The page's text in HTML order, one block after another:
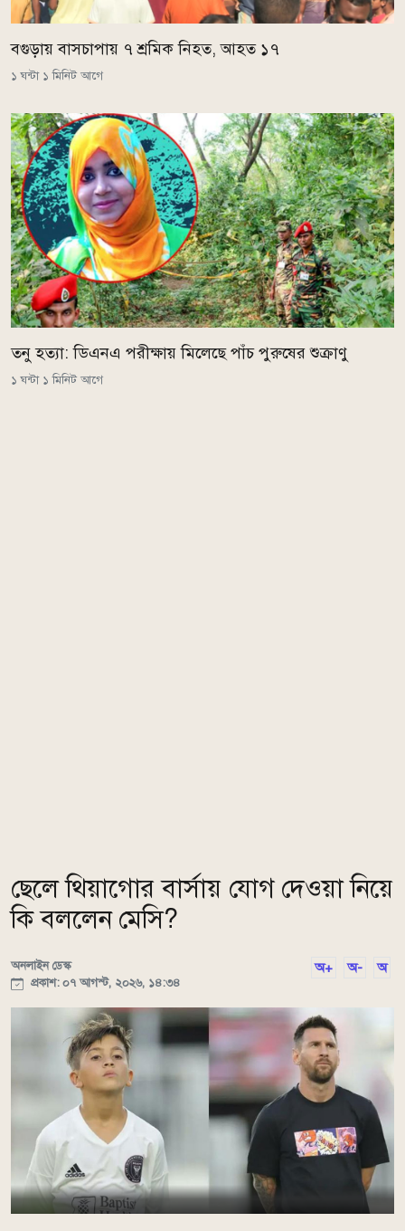
বগুড়ায় বাসচাপায় ৭ শ্রমিক নিহত, আহত ১৭
১ ঘন্টা ১ মিনিট আগে
তনু হত্যা: ডিএনএ পরীক্ষায় মিলেছে পাঁচ পুরুষের শুক্রাণু
১ ঘন্টা ১ মিনিট আগে
ছেলে থিয়াগোর বার্সায় যোগ দেওয়া নিয়ে
কি বললেন মেসি?
অনলাইন ডেস্ক
প্রকাশ: ০৭ আগস্ট, ২০২৬, ১৪:৩৪
অ+ অ- অ